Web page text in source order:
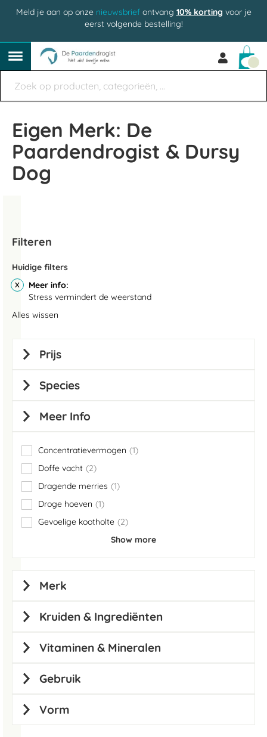
Meld je aan op onze nieuwsbriefontvang 10% korting voor je
eerst volgende bestelling!
Eigen Merk: De
Paardendrogist & Dursy
Dog
Filteren
Huidige filters
Meer info
Stress vermindert de weerstand
Alles wissen
Prijs
Species
Meer Info
Concentratievermogen 1
item
Doffe vacht
2
items
Dragende merries
1
item
Droge hoeven
1
item
Gevoelige kootholte
2
items
Show more
Merk
Kruiden & Ingrediënten
Vitaminen & Mineralen
Gebruik
Vorm